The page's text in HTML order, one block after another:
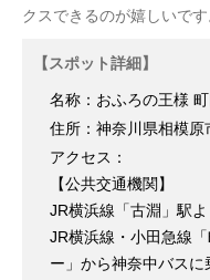
クスできるのが嬉しいです
【スポット詳細】
名称：おふろの王様
住所：神奈川県相模
アクセス：
【公共交通機関】
JR横浜線「古淵」駅
JR横浜線・小田急線
ー」から神奈中バス